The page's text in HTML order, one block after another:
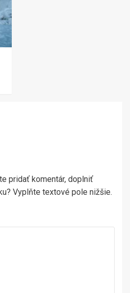
pridať komentár, doplniť
Vyplňte textové pole nižšie.